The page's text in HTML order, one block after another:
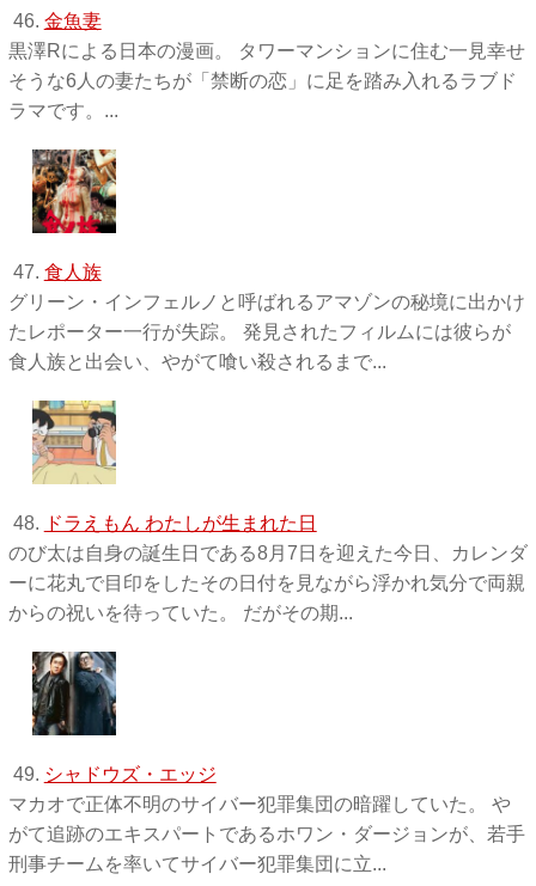
46. 金魚妻
黒澤Rによる日本の漫画。 タワーマンションに住む一見幸せ
そうな6人の妻たちが「禁断の恋」に足を踏み入れるラブド
ラマです。...
47. 食人族
グリーン・インフェルノと呼ばれるアマゾンの秘境に出かけ
たレポーター一行が失踪。 発見されたフィルムには彼らが
食人族と出会い、やがて喰い殺されるまで...
48. ドラえもん わたしが生まれた日
のび太は自身の誕生日である8月7日を迎えた今日、カレンダ
ーに花丸で目印をしたその日付を見ながら浮かれ気分で両親
からの祝いを待っていた。 だがその期...
49. シャドウズ・エッジ
マカオで正体不明のサイバー犯罪集団の暗躍していた。 や
がて追跡のエキスパートであるホワン・ダージョンが、若手
刑事チームを率いてサイバー犯罪集団に立...